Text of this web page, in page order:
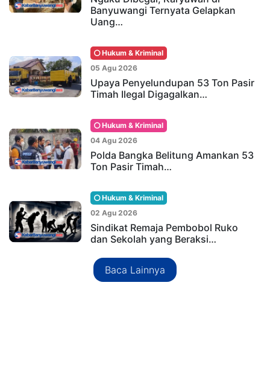
Banyuwangi Ternyata Gelapkan
Uang…
Hukum & Kriminal
05 Agu 2026
Upaya Penyelundupan 53 Ton Pasir
Timah Ilegal Digagalkan…
Hukum & Kriminal
04 Agu 2026
Polda Bangka Belitung Amankan 53
Ton Pasir Timah…
Hukum & Kriminal
02 Agu 2026
Sindikat Remaja Pembobol Ruko
dan Sekolah yang Beraksi…
Baca Lainnya